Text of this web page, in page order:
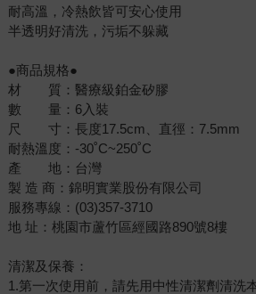
耐高溫，冷熱飲皆可安心使用
半透明好清洗，污垢不躲藏
●商品規格●
材 質：醫療級鉑金矽膠
數 量：6入裝
尺 寸：長度17.5cm、直徑：7.5mm
耐熱溫度：-30˚C~250˚C
產 地：台灣
製 造 商：錦明實業股份有限公司
服務專線：(03)357-3710
地 址：桃園市蘆竹區經國路890號8樓
清潔及保養：
1.第一次使用前，請先用中性清潔劑清洗